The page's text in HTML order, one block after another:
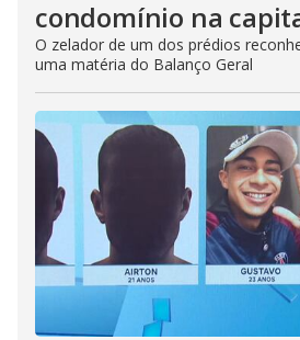
condomínio na
O zelador de um dos prédios
uma matéria do Balanço Geral